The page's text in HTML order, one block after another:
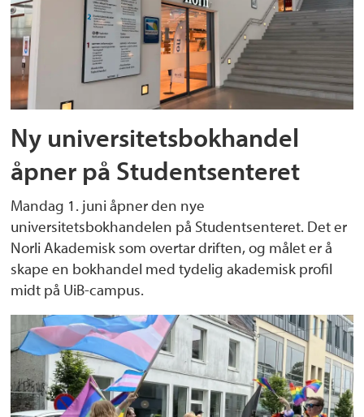
Ny universitetsbokhandel
åpner på Studentsenteret
Mandag 1. juni åpner den nye
universitetsbokhandelen på Studentsenteret. Det er
Norli Akademisk som overtar driften, og målet er å
skape en bokhandel med tydelig akademisk profil
midt på UiB-campus.